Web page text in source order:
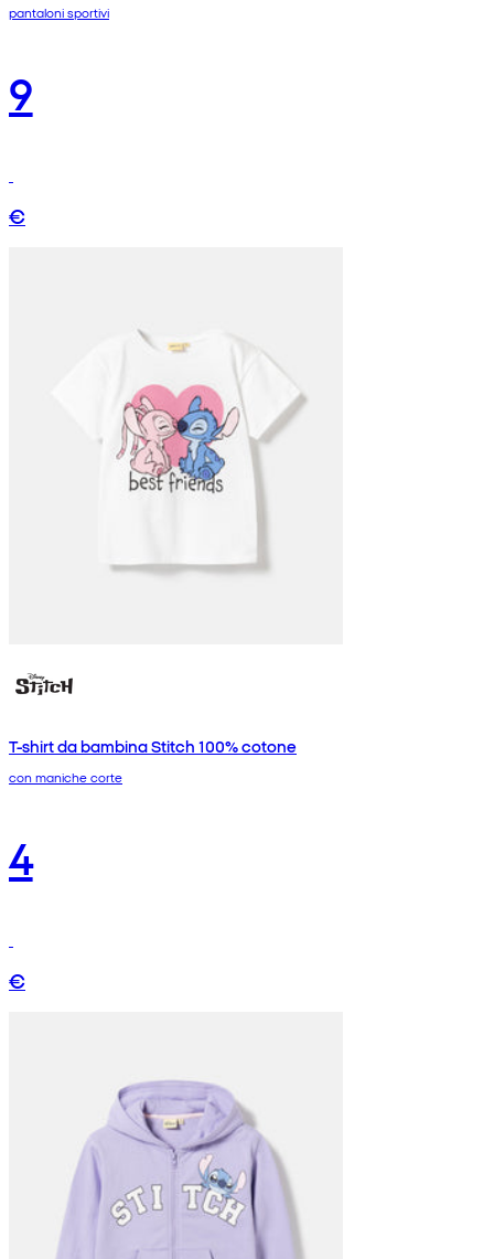
pantaloni sportivi
9
€
T-shirt da bambina Stitch 100% cotone
con maniche corte
4
€